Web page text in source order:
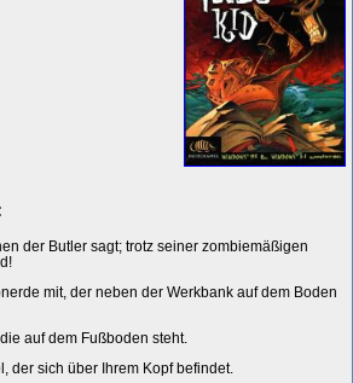
der Butler sagt; trotz seiner zombiemäßigen
mit, der neben der Werkbank auf dem Boden
auf dem Fußboden steht.
der sich über Ihrem Kopf befindet.